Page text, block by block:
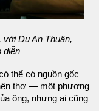
với Du An Thuận,
diễn
thể có nguồn gốc
thơ — một phương
ông, nhưng ai cũng